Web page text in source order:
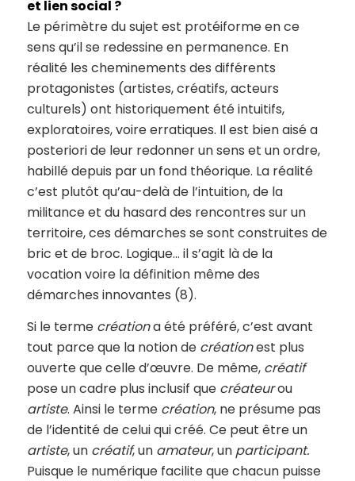
et lien social ?
Le périmètre du sujet est protéiforme en ce
sens qu’il se redessine en permanence. En
réalité les cheminements des différents
protagonistes (artistes, créatifs, acteurs
culturels) ont historiquement été intuitifs,
exploratoires, voire erratiques. Il est bien aisé a
posteriori de leur redonner un sens et un ordre,
habillé depuis par un fond théorique. La réalité
c’est plutôt qu’au-delà de l’intuition, de la
militance et du hasard des rencontres sur un
territoire, ces démarches se sont construites de
bric et de broc. Logique… il s’agit là de la
vocation voire la définition même des
démarches innovantes (8).
Si le terme créationa été préféré, c’est avant
tout parce que la notion de créationest plus
ouverte que celle d’œuvre. De même, créatif
pose un cadre plus inclusif que créateurou
artiste. Ainsi le terme création, ne présume pas
de l’identité de celui qui créé. Ce peut être un
artiste, un créatif, un amateur, un participant.
Puisque le numérique facilite que chacun puisse